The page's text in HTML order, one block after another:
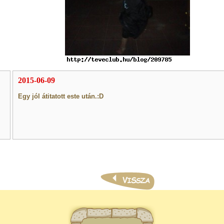
2015-06-09
Egy jól átitatott este után.:D